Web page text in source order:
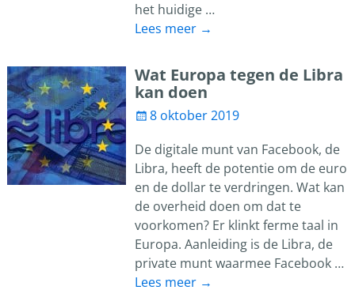
het huidige …
Lees meer →
Wat Europa tegen de Libra
kan doen
8 oktober 2019
De digitale munt van Facebook, de
Libra, heeft de potentie om de euro
en de dollar te verdringen. Wat kan
de overheid doen om dat te
voorkomen? Er klinkt ferme taal in
Europa. Aanleiding is de Libra, de
private munt waarmee Facebook …
Lees meer →